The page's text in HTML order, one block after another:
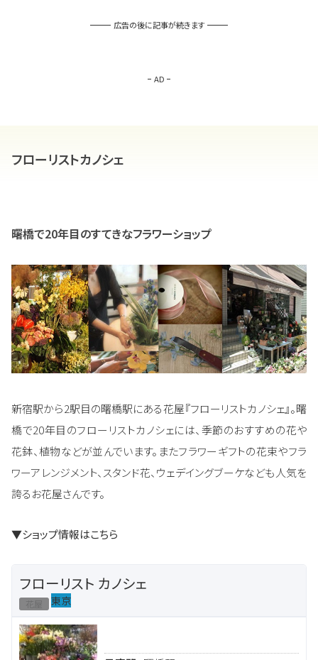
広告の後に記事が続きます
AD
フローリストカノシェ
曙橋で20年目のすてきなフラワーショップ
新宿駅から2駅目の曙橋駅にある花屋『フローリストカノシェ』。曙
橋で20年目のフローリストカノシェには、季節のおすすめの花や
花鉢、植物などが並んでいます。またフラワーギフトの花束やフラ
ワーアレンジメント、スタンド花、ウェデイングブーケなども人気を
誇るお花屋さんです。
▼ショップ情報はこちら
フローリスト カノシェ
東京
花屋